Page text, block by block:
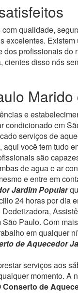
qualidade,
profissionais
disso nós
e
condicionado em
serviços de
você tem tudo
são
de agua e ar
e entre em
Jardim Popular
24 horas por dia
São Paulo. Com
em qualquer
de Aquecedor
serviços aos
momento. A
Conserto de